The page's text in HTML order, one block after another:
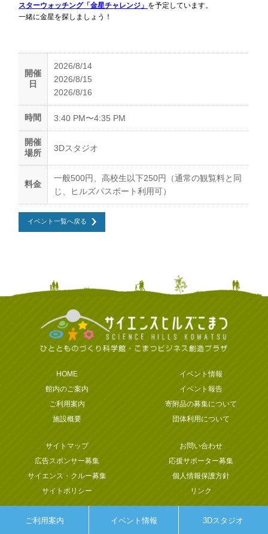
ご利用案内 イベント情報 3Dスタジオ
スターウォッチング「金星チャレンジ」 を予定しています。
一緒に金星を探しましょう！
開催
日
2026/8/14
2026/8/15
2026/8/16
時間 3:40 PM〜4:35 PM
開催
場所
3Dスタジオ
料金
一般500円、高校生以下250円（通常の観覧料と同
じ、ヒルズパスポート利用可）
イベント一覧へ戻る
HOME
イベント情報
館内のご案内
イベント報告
ご利用案内
寄附品の募集について
施設概要
団体利用について
サイトマップ
お問い合わせ
広告スポンサー募集
応援サポーター募集
サイエンス・クルー募集
個人情報保護方針
サイトポリシー
リンク
Copyright © SCIENCE HILLS KOMATSU. All rights reserved.